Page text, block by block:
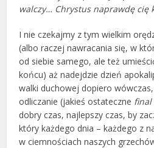
walczy… Chrystus naprawdę cię
I nie czekajmy z tym wielkim
(albo raczej nawracania się, w
od siebie samego, ale też
końcu) aż nadejdzie dzień
walki duchowej dopiero
odliczanie (jakieś ostateczne final
dobry czas, najlepszy czas, by
który każdego dnia – każdego z
w ciemnościach naszych